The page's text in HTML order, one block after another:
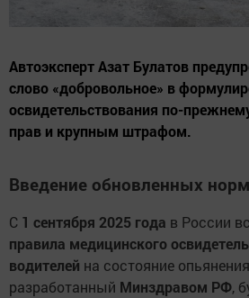
Автоэксперт Азат Булатов
слово «добровольное» в
освидетельствования по-
прав и крупным штрафом.
Введение обновленных
С 1 сентября 2025 года в России
правила медицинского
водителей на состояние
разработанный Минздравом РФ,